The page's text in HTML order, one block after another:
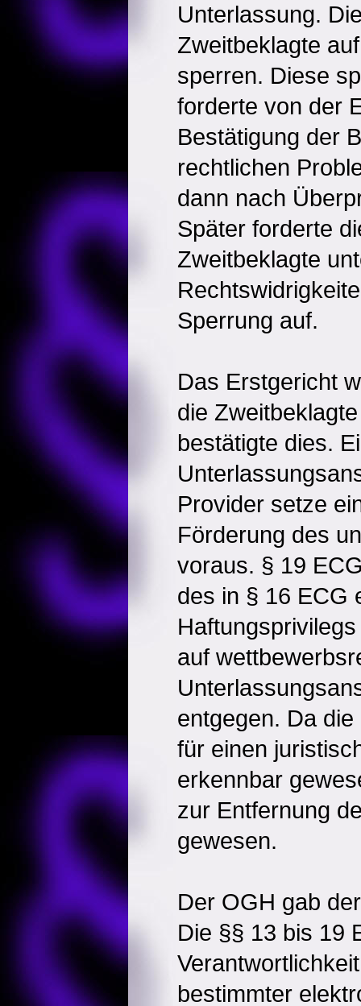
Unterlassung.
Zweitbeklagte
sperren. Diese
forderte von der
Bestätigung der
rechtlichen
dann nach
Später forderte
Zweitbeklagte
Sperrung auf.
Das Erstgericht
die
bestätigte dies.
Provider setze
Förderung des
voraus. § 19
des in § 16 ECG
auf
entgegen. Da
für einen
erkennbar
zur Entfernung
gewesen.
Der OGH gab
Die §§ 13 bis 19
bestimmter